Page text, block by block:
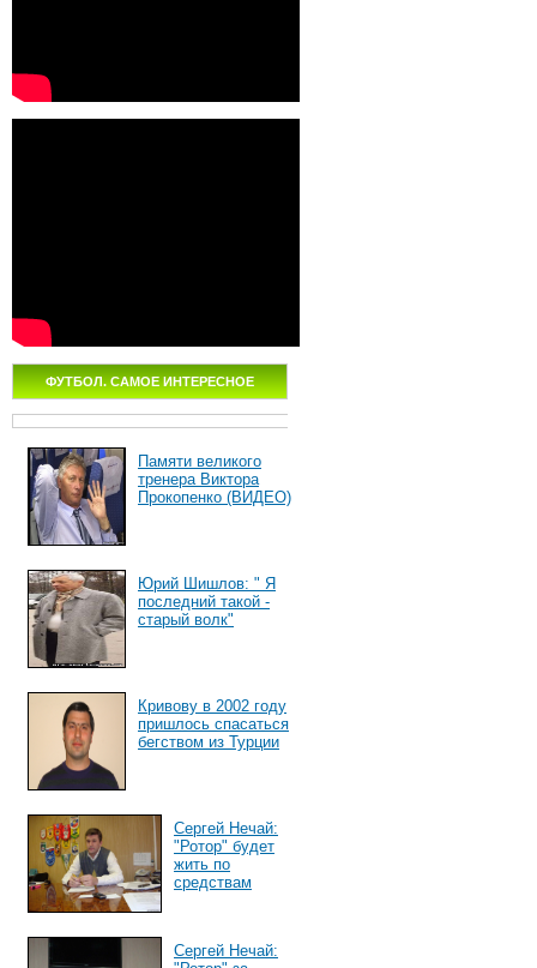
ФУТБОЛ. САМОЕ ИНТЕРЕСНОЕ
Памяти великого
тренера Виктора
Прокопенко (ВИДЕО)
Юрий Шишлов: " Я
последний такой -
старый волк"
Кривову в 2002 году
пришлось спасаться
бегством из Турции
Сергей Нечай:
"Ротор" будет
жить по
средствам
Сергей Нечай: